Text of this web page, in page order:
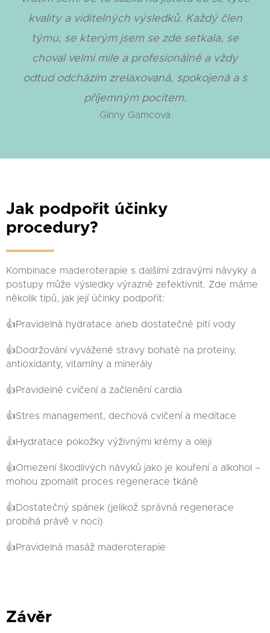
kvality a viditelných výsledků. Každý člen
týmu, se kterým jsem se zde setkala, se
choval velmi mile a profesionálně a vždy
odtud odcházím zrelaxovaná, spokojená a s
příjemným pocitem.
Ginny Gamcová
Jak podpořit účinky
procedury?
Kombinace maderoterapie s dalšími zdravými návyky a
postupy může výsledky výrazně zefektivnit. Zde máme
několik tipů, jak její účinky podpořit:
👍Pravidelná hydratace aneb dostatečné pití vody
👍Dodržování vyvážené stravy bohaté na proteiny,
antioxidanty, vitamíny a minerály
👍Pravidelné cvičení a začlenění cardia
👍Stres management, dechová cvičení a meditace
👍Hydratace pokožky výživnými krémy a oleji
👍Omezení škodlivých návyků jako je kouření a alkohol –
mohou zpomalit proces regenerace tkáně
👍Dostatečný spánek (jelikož správná regenerace
probíhá právě v noci)
👍Pravidelná masáž maderoterapie
Závěr